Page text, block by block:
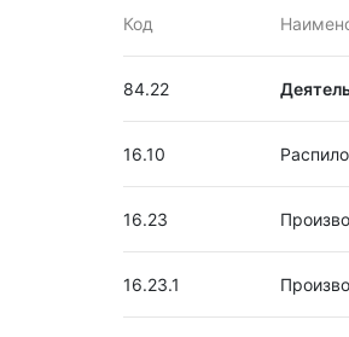
Код
84.22
16.10
16.23
16.23.1